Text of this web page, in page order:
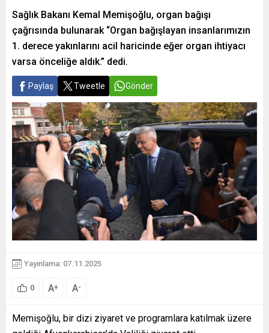
Sağlık Bakanı Kemal Memişoğlu, organ bağışı
çağrısında bulunarak “Organ bağışlayan insanlarımızın
1. derece yakınlarını acil haricinde eğer organ ihtiyacı
varsa önceliğe aldık.” dedi.
Paylaş Tweetle Gönder
Yayınlama: 07.11.2025
0 A+ A-
Memişoğlu, bir dizi ziyaret ve programlara katılmak üzere